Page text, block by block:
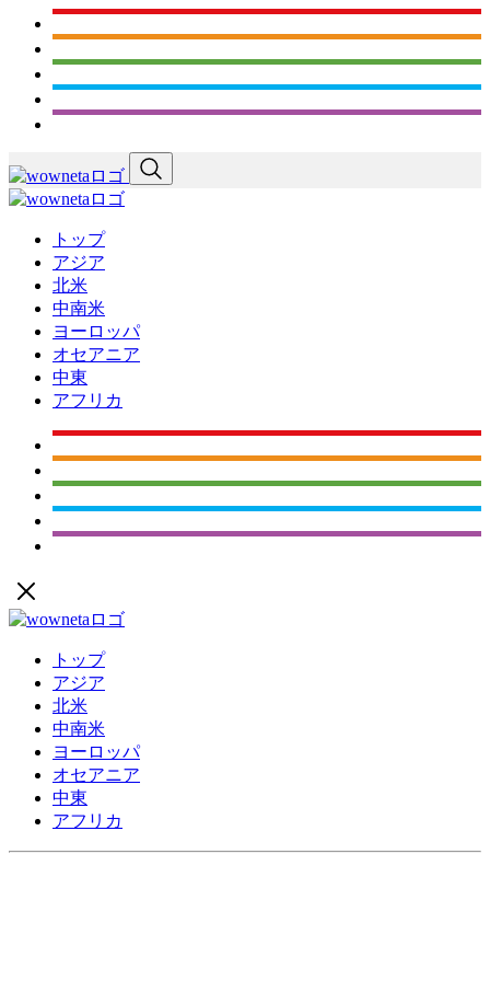
トップ
アジア
北米
中南米
ヨーロッパ
オセアニア
中東
アフリカ
トップ
アジア
北米
中南米
ヨーロッパ
オセアニア
中東
アフリカ